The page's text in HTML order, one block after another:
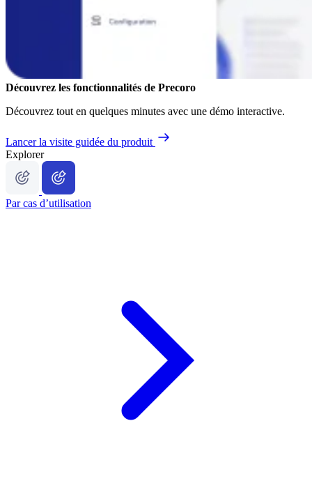
Découvrez les fonctionnalités de Precoro
Découvrez tout en quelques minutes avec une démo interactive.
Lancer la visite guidée du produit
Explorer
Par cas d’utilisation